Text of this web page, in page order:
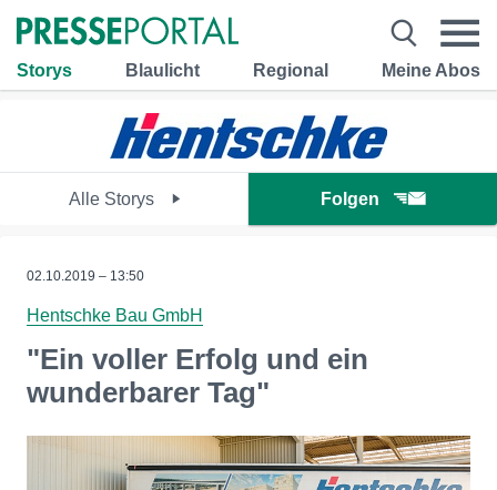
Storys Blaulicht Regional Meine Abos
Alle Storys Folgen
02.10.2019 – 13:50
Hentschke Bau GmbH
"Ein voller Erfolg und ein
wunderbarer Tag"